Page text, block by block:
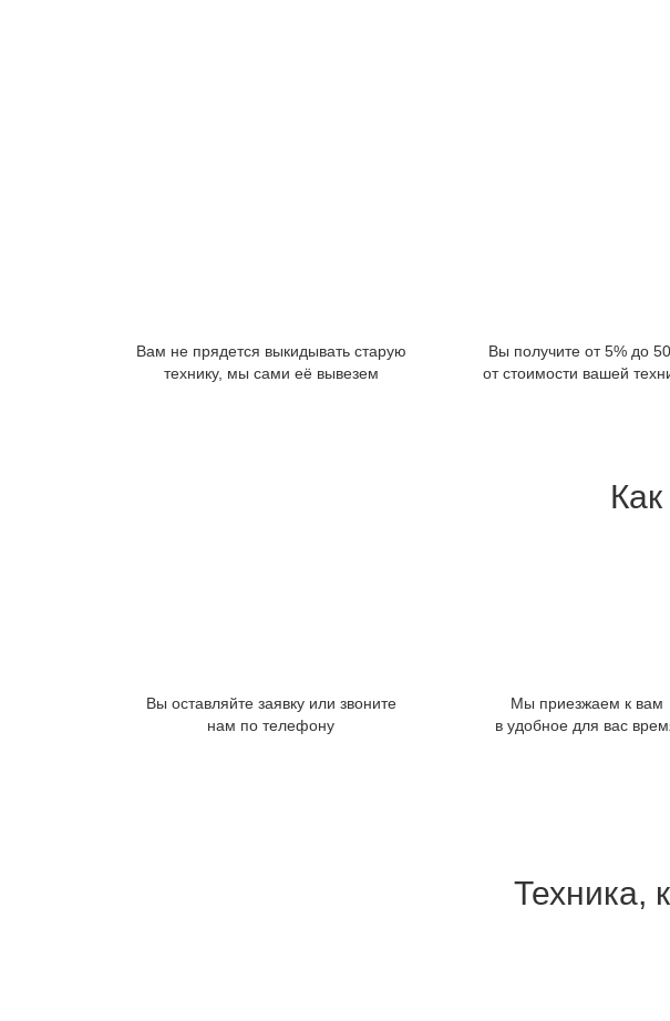
Вам не прядется выкидывать старую
технику, мы сами её вывезем
Вы получите от 5% до
от стоимости вашей
Вы оставляйте заявку или звоните
нам по телефону
Мы приезжаем к вам
в удобное для вас
Техника,